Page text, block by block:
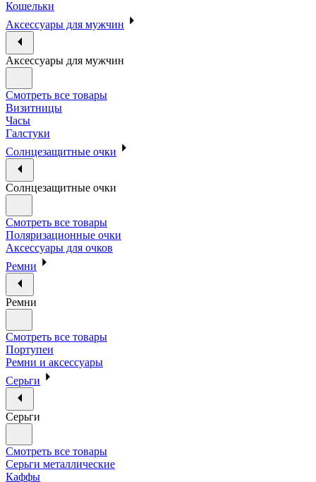
Кошельки
Аксессуары для мужчин
Аксессуары для мужчин
Смотреть все товары
Визитницы
Часы
Галстуки
Солнцезащитные очки
Солнцезащитные очки
Смотреть все товары
Поляризационные очки
Аксессуары для очков
Ремни
Ремни
Смотреть все товары
Портупеи
Ремни и аксессуары
Серьги
Серьги
Смотреть все товары
Серьги металлические
Каффы